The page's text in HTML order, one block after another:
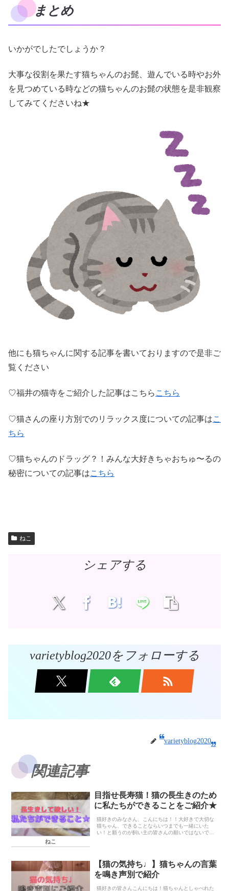
まとめ
いかがでしたでしょうか？
大事な役割を果たす猫ちゃんのお髭、遊んでいる時やお外
を見つめている時などの猫ちゃんのお髭の状態を是非観察
してみてくださいね★
他にも猫ちゃんに関する記事を書いておりますので是非ご
覧ください
♡福井の猫寺をご紹介した記事はこちら こちら
♡猫さんの座り方別でのリラックス度についての記事はこ
ちら
♡猫ちゃんのドラッグ？！みんな大好きちゃおちゅ〜るの
秘密についての記事はこちら
ねこ
シェアする
varietyblog2020をフォローする
varietyblog2020
関連記事
ねこ
目指せ長寿猫！猫の長生きのため
に私たちができることをご紹介★
猫好きのみなさん、こんにちは！！大好きで大切な
猫ちゃん、できることならいつまでも一緒にいた
い！と願うのが飼い主の皆さんの願いではないでし
【猫の気持ち♩】猫ちゃんの言葉
を鳴き声別で紹介
猫好きの皆さんこんにちは！猫ちゃんとしゃべれた